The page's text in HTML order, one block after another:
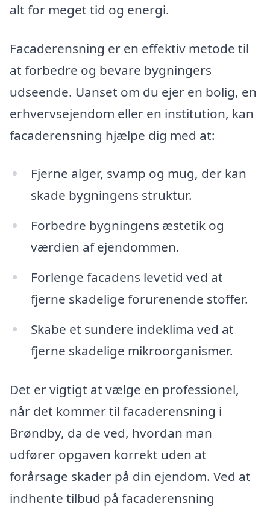
alt for meget tid og energi.
Facaderensning er en effektiv metode til
at forbedre og bevare bygningers
udseende. Uanset om du ejer en bolig, en
erhvervsejendom eller en institution, kan
facaderensning hjælpe dig med at:
Fjerne alger, svamp og mug, der kan
skade bygningens struktur.
Forbedre bygningens æstetik og
værdien af ejendommen.
Forlenge facadens levetid ved at
fjerne skadelige forurenende stoffer.
Skabe et sundere indeklima ved at
fjerne skadelige mikroorganismer.
Det er vigtigt at vælge en professionel,
når det kommer til facaderensning i
Brøndby, da de ved, hvordan man
udfører opgaven korrekt uden at
forårsage skader på din ejendom. Ved at
indhente tilbud på facaderensning